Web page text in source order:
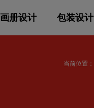
画册设计 包装设计
当前位置：